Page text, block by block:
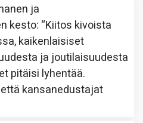
ja
kesto: “Kiitos kivoista
kaikenlaisiset
ja joutilaisuudesta
pitäisi lyhentää.
kansanedustajat